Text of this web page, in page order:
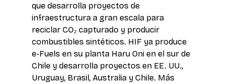
que desarrolla proyectos de
infraestructura a gran escala para
reciclar CO₂ capturado y producir
combustibles sintéticos. HIF ya produce
e-Fuels en su planta Haru Oni en el sur de
Chile y desarrolla proyectos en EE. UU.,
Uruguay, Brasil, Australia y Chile. Más